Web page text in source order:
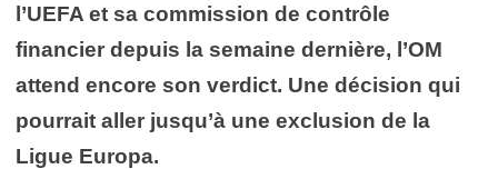
l’UEFA et sa commission de contrôle
financier depuis la semaine dernière, l’OM
attend encore son verdict. Une décision qui
pourrait aller jusqu’à une exclusion de la
Ligue Europa.